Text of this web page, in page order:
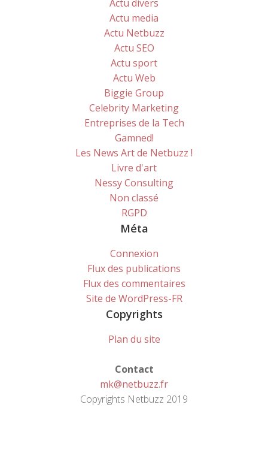
Actu divers
Actu media
Actu Netbuzz
Actu SEO
Actu sport
Actu Web
Biggie Group
Celebrity Marketing
Entreprises de la Tech
Gamned!
Les News Art de Netbuzz !
Livre d'art
Nessy Consulting
Non classé
RGPD
Méta
Connexion
Flux des publications
Flux des commentaires
Site de WordPress-FR
Copyrights
Plan du site
Contact
mk@netbuzz.fr
Copyrights Netbuzz 2019